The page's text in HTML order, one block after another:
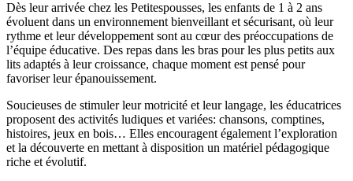
Dès leur arrivée chez les Petitespousses, les enfants de 1 à 2 ans
évoluent dans un environnement bienveillant et sécurisant, où leur
rythme et leur développement sont au cœur des préoccupations de
l’équipe éducative. Des repas dans les bras pour les plus petits aux
lits adaptés à leur croissance, chaque moment est pensé pour
favoriser leur épanouissement.
Soucieuses de stimuler leur motricité et leur langage, les éducatrices
proposent des activités ludiques et variées: chansons, comptines,
histoires, jeux en bois… Elles encouragent également l’exploration
et la découverte en mettant à disposition un matériel pédagogique
riche et évolutif.